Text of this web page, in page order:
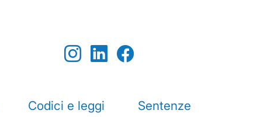
Codici e leggi Sentenze